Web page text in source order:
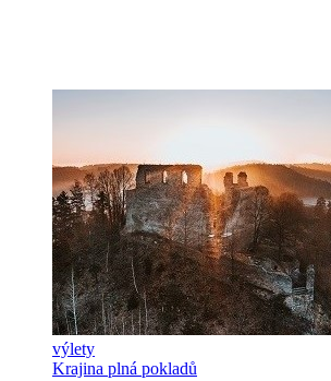
výlety
Krajina plná pokladů